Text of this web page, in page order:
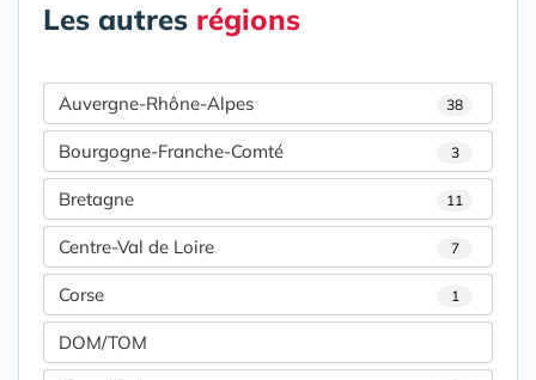
Les autres régions
Auvergne-Rhône-Alpes 38
Bourgogne-Franche-Comté 3
Bretagne 11
Centre-Val de Loire 7
Corse 1
DOM/TOM